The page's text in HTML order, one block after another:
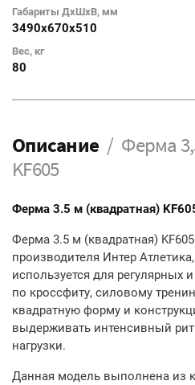
Габариты ДхШхВ, мм
3490х670х510
Вес, кг
80
Описание
Ферма
KF605
Ферма 3.5 м (квадратная)
Ферма 3.5 м (квадратная)
производителя Интер
используется для регулярных
по кроссфиту, силовому
квадратную форму и
выдерживать интенсивный
нагрузки.
Данная модель выполнена из